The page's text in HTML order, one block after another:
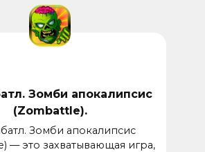
Зомби апокалипсис
(Zombattle).
Зомби апокалипсис
— это захватывающая игра,